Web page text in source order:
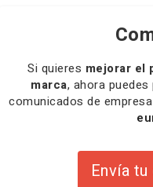
Si quieres mejorar el
marca, ahora
comunicados de
Envía